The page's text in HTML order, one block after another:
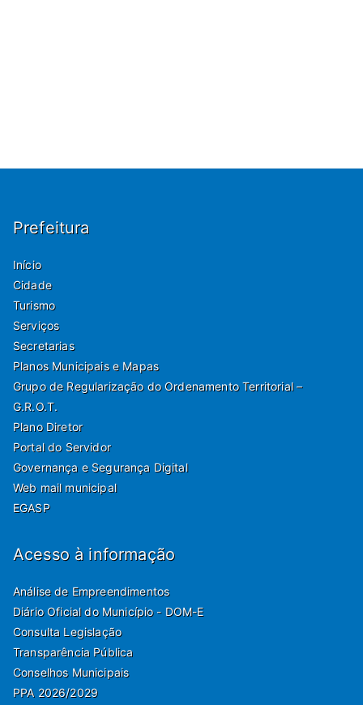
Prefeitura
Início
Cidade
Turismo
Serviços
Secretarias
Planos Municipais e Mapas
Grupo de Regularização do Ordenamento Territorial –
G.R.O.T.
Plano Diretor
Portal do Servidor
Governança e Segurança Digital
Web mail municipal
EGASP
Acesso à informação
Análise de Empreendimentos
Diário Oficial do Município - DOM-E
Consulta Legislação
Transparência Pública
Conselhos Municipais
PPA 2026/2029